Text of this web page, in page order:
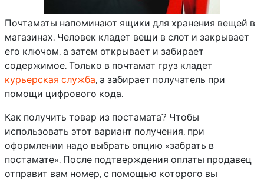
Почтаматы напоминают ящики для хранения вещей в
магазинах. Человек кладет вещи в слот и закрывает
его ключом, а затем открывает и забирает
содержимое. Только в почтамат груз кладет
курьерская служба, а забирает получатель при
помощи цифрового кода.
Как получить товар из постамата? Чтобы
использовать этот вариант получения, при
оформлении надо выбрать опцию «забрать в
постамате». После подтверждения оплаты продавец
отправит вам номер, с помощью которого вы